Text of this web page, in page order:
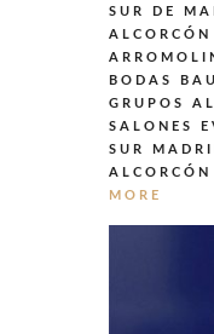
SUR DE
BODAS
GRUPOS
SALONES
SUR
ALCORCÓN
MORE